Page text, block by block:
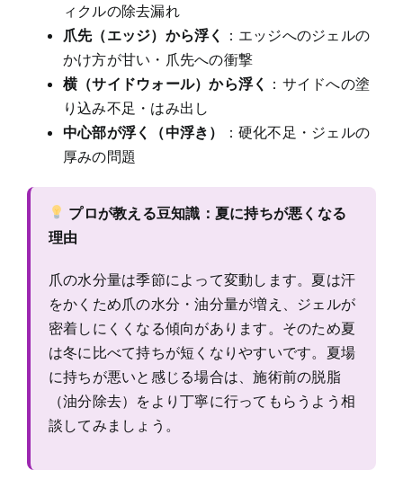
ィクルの除去漏れ
爪先（エッジ）から浮く
：エッジへのジェルの
かけ方が甘い・爪先への衝撃
横（サイドウォール）から浮く ：サイドへの塗
り込み不足・はみ出し
中心部が浮く（中浮き）
：硬化不足・ジェルの
厚みの問題
プロが教える豆知識：夏に持ちが悪くなる
理由
爪の水分量は季節によって変動します。夏は汗
をかくため爪の水分・油分量が増え、ジェルが
密着しにくくなる傾向があります。そのため夏
は冬に比べて持ちが短くなりやすいです。夏場
に持ちが悪いと感じる場合は、施術前の脱脂
（油分除去）をより丁寧に行ってもらうよう相
談してみましょう。